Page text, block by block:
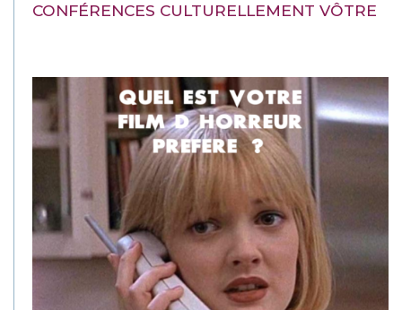
CONFÉRENCES CULTURELLEMENT VÔTRE